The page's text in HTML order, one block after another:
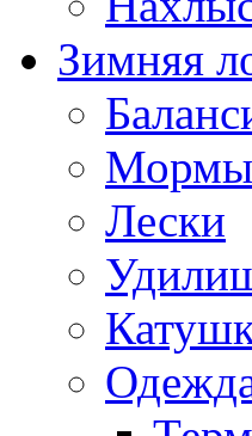
Зимняя
Лески